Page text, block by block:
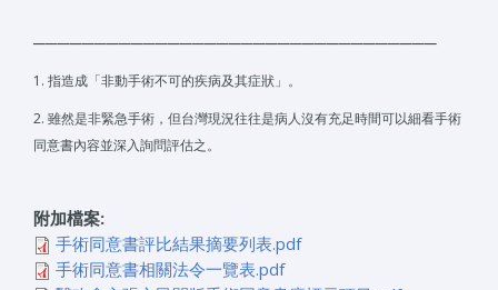
─────────────────────────────────
1. 指造成「非動手術不可的疾病及其症狀」。
2. 雖然是非緊急手術，但台灣現況往往是病人沒有充足時間可以細看手術
同意書內容並深入詢問評估之。
附加檔案:
手術同意書評比結果摘要列表.pdf
手術同意書相關法令一覽表.pdf